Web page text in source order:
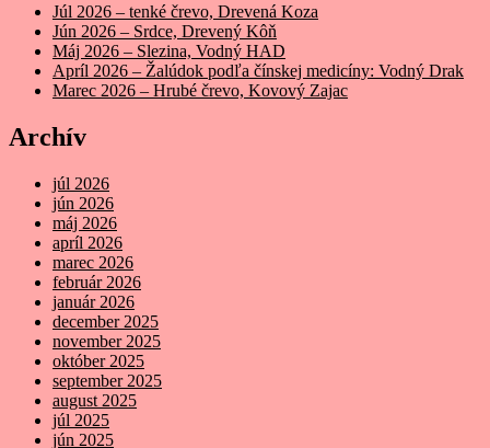
Júl 2026 – tenké črevo, Drevená Koza
Jún 2026 – Srdce, Drevený Kôň
Máj 2026 – Slezina, Vodný HAD
Apríl 2026 – Žalúdok podľa čínskej medicíny: Vodný Drak
Marec 2026 – Hrubé črevo, Kovový Zajac
Archív
júl 2026
jún 2026
máj 2026
apríl 2026
marec 2026
február 2026
január 2026
december 2025
november 2025
október 2025
september 2025
august 2025
júl 2025
jún 2025